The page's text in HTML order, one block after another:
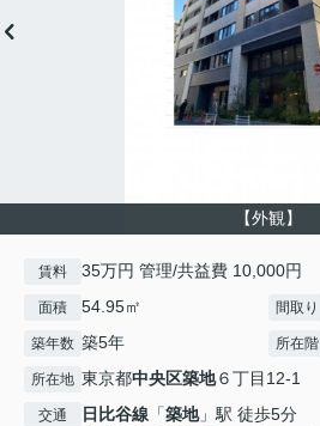
【外観】
賃料 35万円 管理/共益費 10,000円
面積 54.95㎡ 間取り
築年数 築5年 所在階
所在地 東京都中央区築地６丁目12-1
交通 日比谷線 「築地」駅 徒歩5分